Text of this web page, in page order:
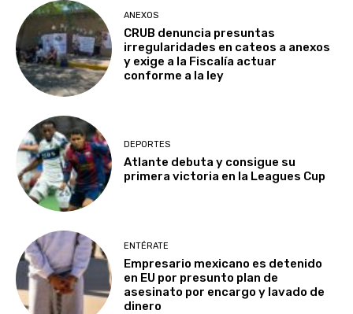
ANEXOS
CRUB denuncia presuntas
irregularidades en cateos a anexos
y exige a la Fiscalía actuar
conforme a la ley
DEPORTES
Atlante debuta y consigue su
primera victoria en la Leagues Cup
ENTÉRATE
Empresario mexicano es detenido
en EU por presunto plan de
asesinato por encargo y lavado de
dinero